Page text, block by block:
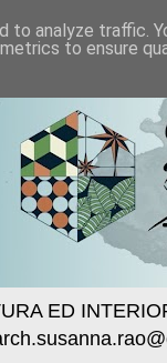
ED
analyze traffic.
to ensure